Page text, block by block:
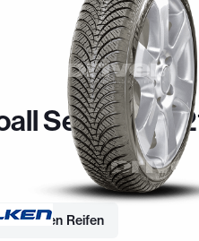
Season
Sie Ihren Reifen